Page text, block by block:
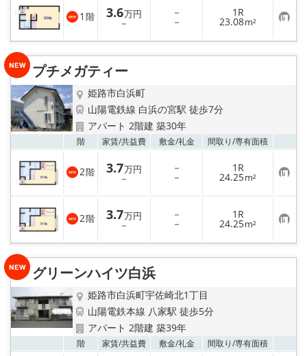
1 階 3.6万円
－
－
－
1R
23.08m² お
気
に
り
プチメガティー
姫路市白浜町
山陽電鉄線 白浜の宮駅 徒歩7分
アパート 2階建 築30年
階 家賃/共益費 敷金/礼金 間取り/専有面積
2階 3.7万円
－
－
－
1R
24.25m² お
気
に
入
り
登
録
2階 3.7万円
－
－
－
1R
24.25m² お
気
に
り
グリーンハイツ白浜
姫路市白浜町宇佐崎北1丁目
山陽電鉄本線 八家駅 徒歩5分
アパート 2階建 築39年
階 家賃/共益費 敷金/礼金 間取り/専有面積